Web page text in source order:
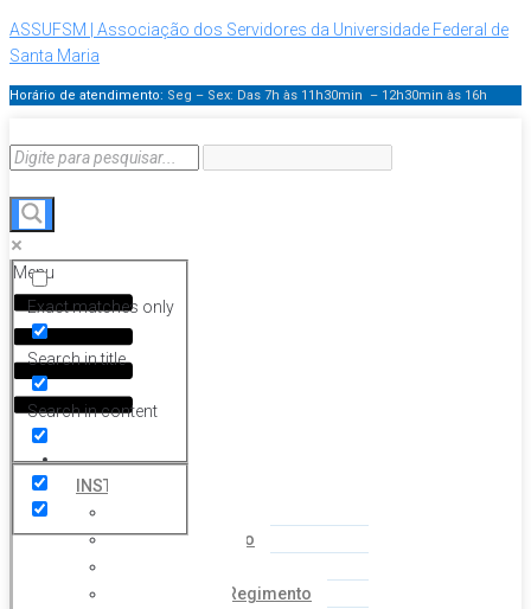
ASSUFSM | Associação dos Servidores da Universidade Federal de
Santa Maria
Horário de atendimento: Seg – Sex: Das 7h às 11h30min – 12h30min às 16h
Exact matches only
Search in title
Search in content
Menu
HOME
INSTITUCIONAL
Coordenação
Estatuto e Regimento